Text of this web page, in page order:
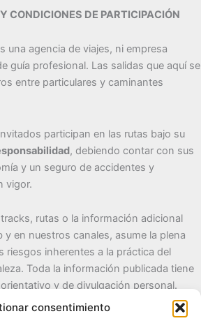
consentimiento
CONDICIONES DE PARTICIPACIÓN
una agencia de viajes, ni empresa
guía profesional. Las salidas que aquí se
entre particulares y caminantes
participan en las rutas bajo su
, debiendo contar con sus
y un seguro de accidentes y
vigor.
rutas o la información adicional
en nuestros canales, asume la plena
riesgos inherentes a la práctica del
Toda la información publicada tiene
y de divulgación personal.